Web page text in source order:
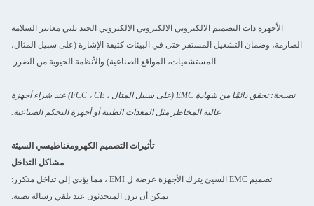
الأجهزة ذات التصميم الالكتروني الالكتروني الالكتروني الجيد تلبي معايير السلامة
الصارمة، وضمان التشغيل المستقر حتى في البيئات كثيفة الإشارة (على سبيل المثال،
المستشفيات، المواقع الصناعية).والأنظمة الحيوية من الضرر.
نصيحة: تحقق دائمًا من شهادة EMC (على سبيل المثال ، FCC ، CE) عند شراء أجهزة
عالية المخاطر مثل المعدات الطبية أو أجهزة التحكم الصناعية.
تأثيرات التصميم الكهرومغناطيسي السيئة
مشاكل التداخل
تصميم EMC السيئ يترك الأجهزة عرضة ل EMI ، مما يؤدي إلى تداخل متكرر:
يمكن أن يرن المتحدثون عند تلقي رسالة نصية.